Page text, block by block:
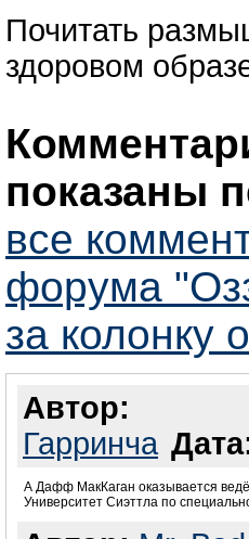
Почитать
здоровом
показаны
все
форума
за колонку
Автор:
Гарринча
А Дафф МакКаган оказывается
Университет Сиэттла по